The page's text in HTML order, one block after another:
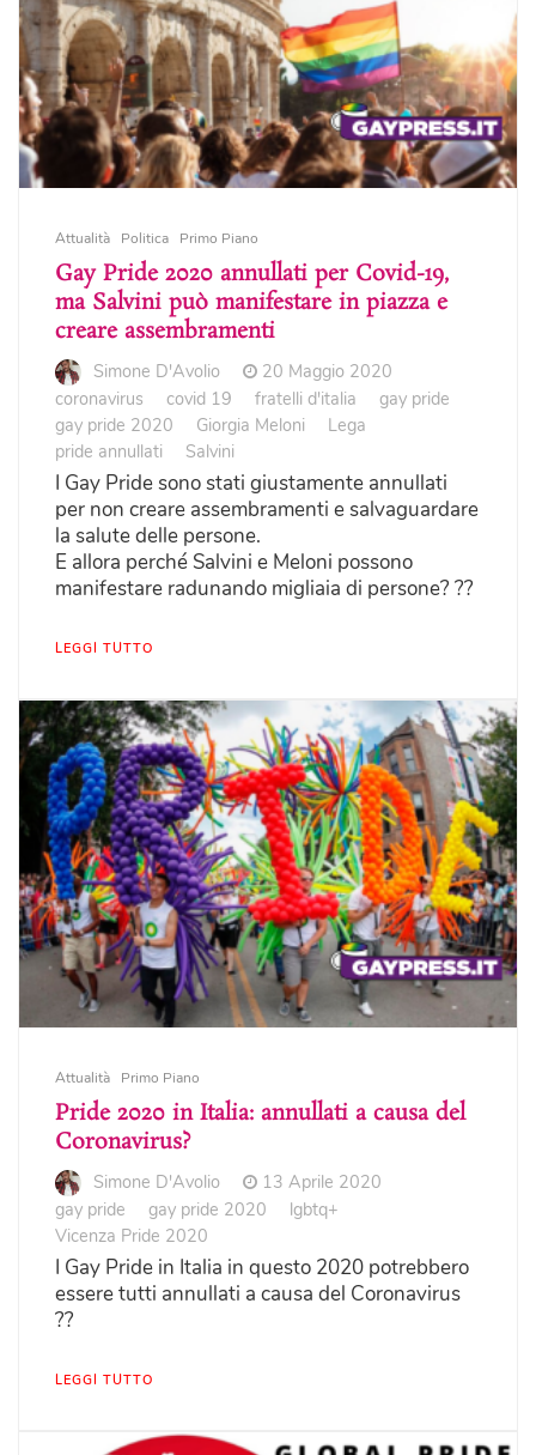
Attualità Politica Primo Piano
Gay Pride 2020 annullati per Covid-19,
ma Salvini può manifestare in piazza e
creare assembramenti
Simone D'Avolio
20 Maggio 2020
coronavirus
covid 19 fratelli d'italia
gay pride
gay pride 2020
Giorgia Meloni
Lega
pride annullati
Salvini
I Gay Pride sono stati giustamente annullati
per non creare assembramenti e salvaguardare
la salute delle persone.
E allora perché Salvini e Meloni possono
manifestare radunando migliaia di persone? ??
LEGGI TUTTO
Attualità Primo Piano
Pride 2020 in Italia: annullati a causa del
Coronavirus?
Simone D'Avolio
13 Aprile 2020
gay pride
gay pride 2020
lgbtq+
Vicenza Pride 2020
I Gay Pride in Italia in questo 2020 potrebbero
essere tutti annullati a causa del Coronavirus
??
LEGGI TUTTO